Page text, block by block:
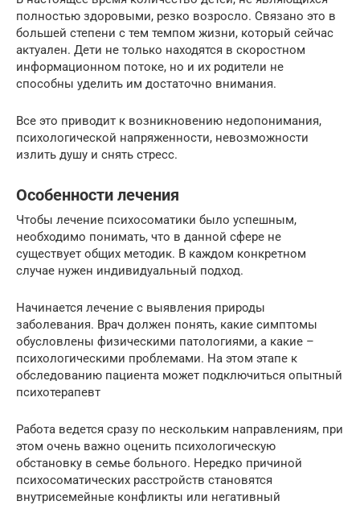
полностью здоровыми, резко возросло. Связано это в
большей степени с тем темпом жизни, который сейчас
актуален. Дети не только находятся в скоростном
информационном потоке, но и их родители не
способны уделить им достаточно внимания.
Все это приводит к возникновению недопонимания,
психологической напряженности, невозможности
излить душу и снять стресс.
Особенности лечения
Чтобы лечение психосоматики было успешным,
необходимо понимать, что в данной сфере не
существует общих методик. В каждом конкретном
случае нужен индивидуальный подход.
Начинается лечение с выявления природы
заболевания. Врач должен понять, какие симптомы
обусловлены физическими патологиями, а какие –
психологическими проблемами. На этом этапе к
обследованию пациента может подключиться опытный
психотерапевт
Работа ведется сразу по нескольким направлениям, при
этом очень важно оценить психологическую
обстановку в семье больного. Нередко причиной
психосоматических расстройств становятся
внутрисемейные конфликты или негативный